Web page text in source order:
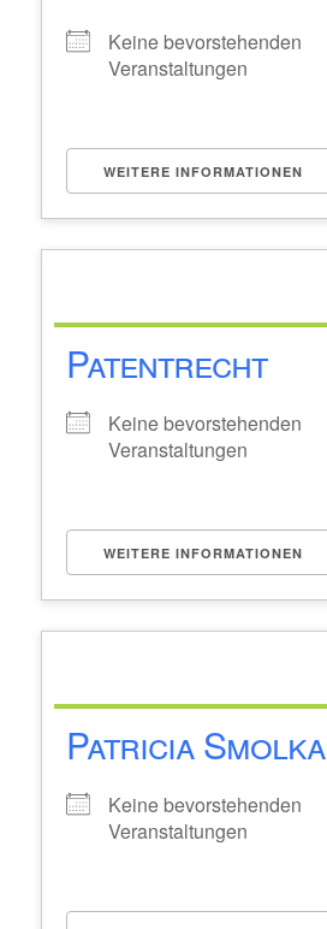
Keine bevorstehenden
Veranstaltungen
WEITERE INFORMATIONEN
Patentrecht
Keine bevorstehenden
Veranstaltungen
WEITERE INFORMATIONEN
Patricia Smolka
Keine bevorstehenden
Veranstaltungen